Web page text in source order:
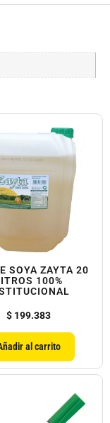
SOYA ZAYTA 20
100%
$ 199.383
al carrito